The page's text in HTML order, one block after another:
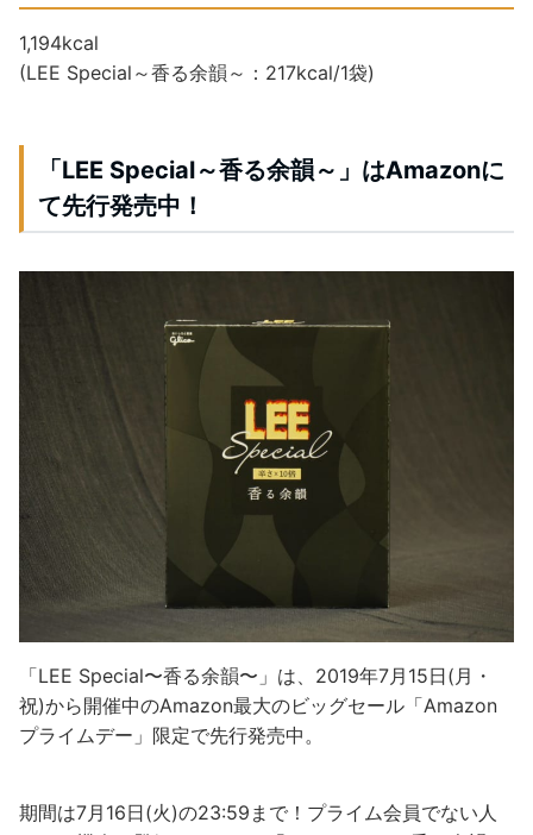
1,194kcal
(LEE Special～香る余韻～：217kcal/1袋)
「LEE Special～香る余韻～」はAmazonに
て先行発売中！
「LEE Special〜香る余韻〜」は、2019年7月15日(月・
祝)から開催中のAmazon最大のビッグセール「Amazon
プライムデー」限定で先行発売中。
期間は7月16日(火)の23:59まで！プライム会員でない人